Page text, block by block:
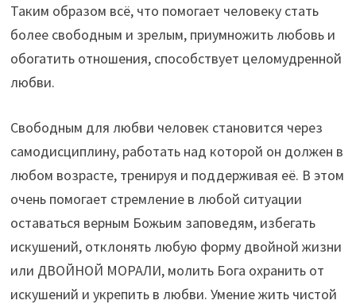
Таким образом всё, что помогает человеку стать
более свободным и зрелым, приумножить любовь и
обогатить отношения, способствует целомудренной
любви.
Свободным для любви человек становится через
самодисциплину, работать над которой он должен в
любом возрасте, тренируя и поддерживая её. В этом
очень помогает стремление в любой ситуации
оставаться верным Божьим заповедям, избегать
искушений, отклонять любую форму двойной жизни
или ДВОЙНОЙ МОРАЛИ, молить Бога охранить от
искушений и укрепить в любви. Умение жить чистой